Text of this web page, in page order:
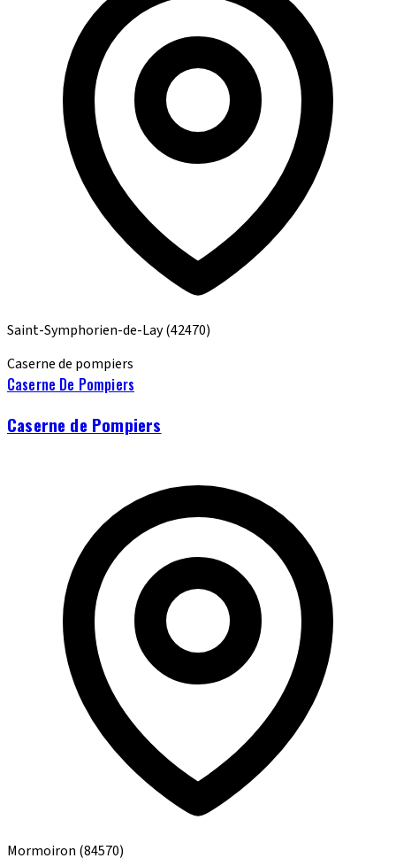
Saint-Symphorien-de-Lay(42470)
Caserne de pompiers
Caserne De Pompiers
Caserne de Pompiers
Mormoiron (84570)